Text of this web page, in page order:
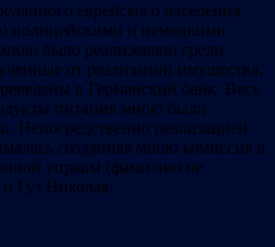
еврейского населения
полицейскими и немецкими
было реализовано среди
от реализации имущества,
в Германский банк. Весь
питания мною были
Непосредственно реализацией
созданная мною комиссия в
управы (фамилию не
Гуз Николая.